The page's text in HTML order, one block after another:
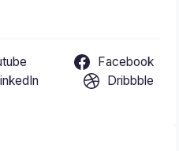
Facebook
Dribbble